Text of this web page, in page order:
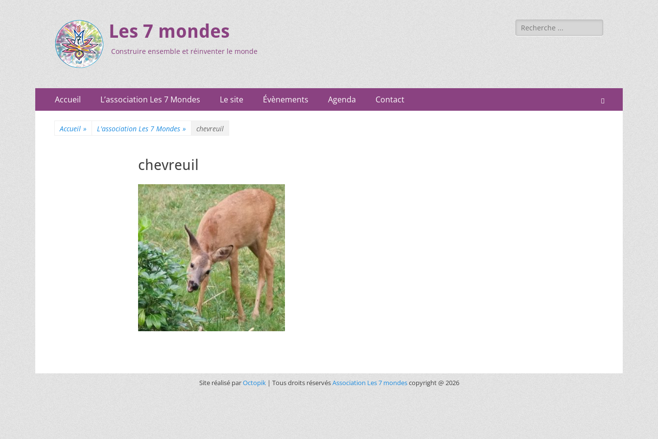
Les 7 mondes
Construire ensemble et réinventer le monde
Accueil L’association Les 7 Mondes Le site Évènements Agenda Contact
Accueil » L'association Les 7 Mondes » chevreuil
chevreuil
Site réalisé parOctopik| Tous droits réservésAssociation Les 7 mondescopyright @ 2026